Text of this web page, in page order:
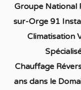
Groupe National
sur-Orge 91
Climatisation
S
Chauffage
ans dans le